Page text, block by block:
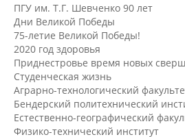
ПГУ им. Т.Г. Шевченко 90 лет
Дни Великой Победы
75-летие Великой Победы!
2020 год здоровья
Приднестровье время новых
Студенческая жизнь
Аграрно-технологический
Бендерский политехнический
Естественно-географический
Физико-технический институт